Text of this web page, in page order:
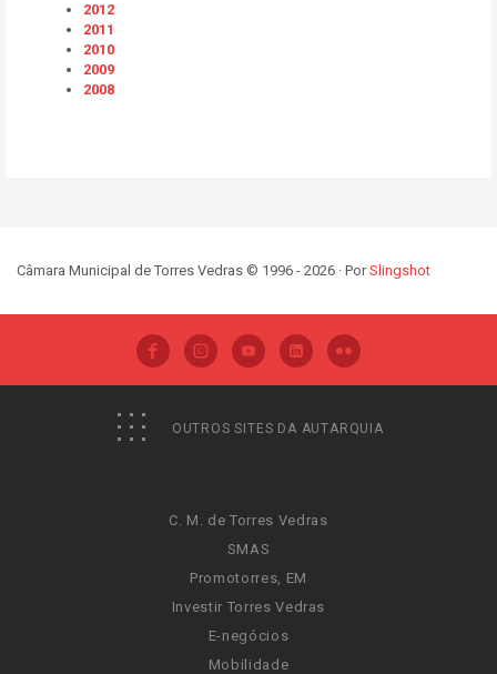
2012
2011
2010
2009
2008
Câmara Municipal de Torres Vedras © 1996 - 2026 · PorSlingshot
OUTROS SITES DA AUTARQUIA
C. M. de Torres Vedras
SMAS
Promotorres, EM
Investir Torres Vedras
E-negócios
Mobilidade